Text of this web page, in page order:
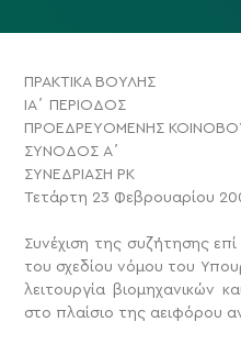
ΠΡΑΚΤΙΚΑ ΒΟΥΛΗΣ
ΙΑ΄ ΠΕΡΙΟΔΟΣ
ΠΡΟΕΔΡΕΥΟΜΕΝΗΣ
ΣΥΝΟΔΟΣ Α΄
ΣΥΝΕΔΡΙΑΣΗ PK
Τετάρτη 23 Φεβρουαρίου
Συνέχιση της συζήτησης
του σχεδίου νόμου του
λειτουργία βιομηχανικών
στο πλαίσιο της αειφόρου